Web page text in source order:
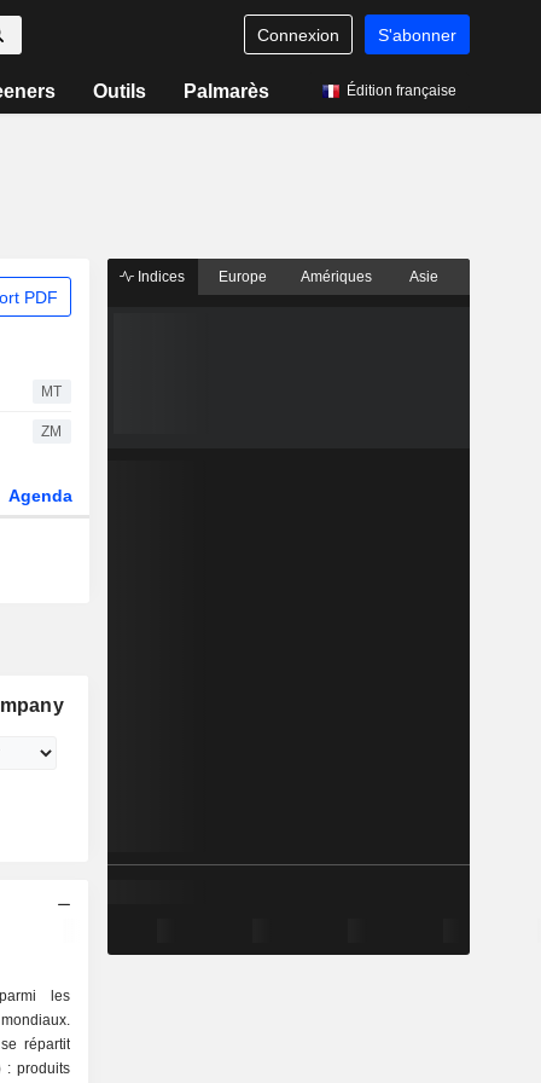
Connexion S'abonner
Outils Palmarès Édition française
PDF
MT
ZM
Agenda
les
répartit
Indices Europe Amériques Asie